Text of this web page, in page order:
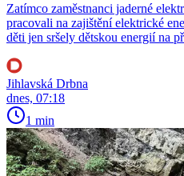
Zatímco zaměstnanci jaderné
pracovali na zajištění elektrické
děti jen sršely dětskou energií na
Jihlavská Drbna
dnes, 07:18
1 min